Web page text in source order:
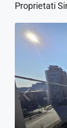
Proprietati